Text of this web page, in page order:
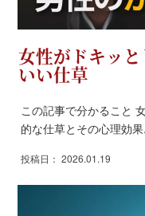
女性がドキッ
いい仕草
この記事で分かること
的な仕草とその心理効
投稿日： 2026.01.19